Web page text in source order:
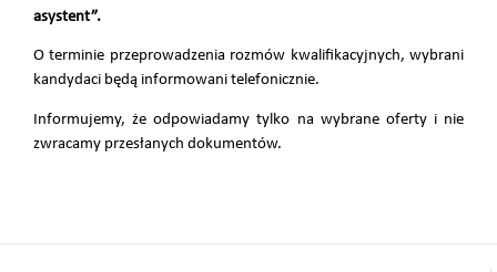
asystent”.
O terminie przeprowadzenia rozmów kwalifikacyjnych, wybrani
kandydaci będą informowani telefonicznie.
Informujemy, że odpowiadamy tylko na wybrane oferty i nie
zwracamy przesłanych dokumentów.